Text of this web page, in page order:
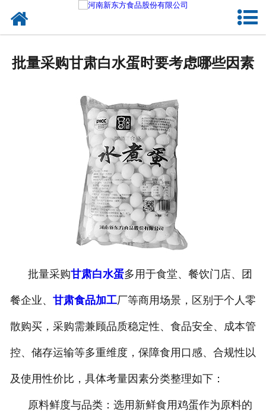
新闻资讯
关于新东方
加入新东方
联系我们
批量采购甘肃白水蛋时要考虑哪些因素
批量采购甘肃白水蛋多用于食堂、餐饮门店、团
餐企业、 甘肃食品加工厂等商用场景，区别于个人零
散购买，采购需兼顾品质稳定性、食品安全、成本管
控、储存运输等多重维度，保障食用口感、合规性以
及使用性价比，具体考量因素分类整理如下：
原料鲜度与品类：选用新鲜食用鸡蛋作为原料的